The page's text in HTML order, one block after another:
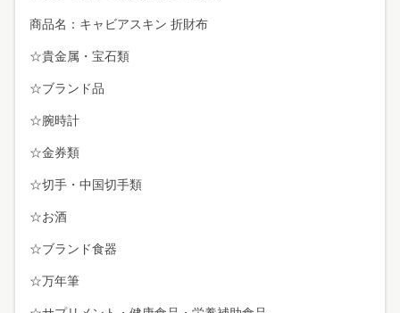
商品名：キャビアスキン 折財布
☆貴金属・宝石類
☆ブランド品
☆腕時計
☆金券類
☆切手・中国切手類
☆お酒
☆ブランド食器
☆万年筆